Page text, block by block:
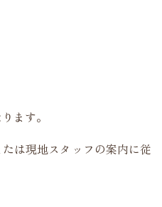
ます。
は現地スタッフの案内に従